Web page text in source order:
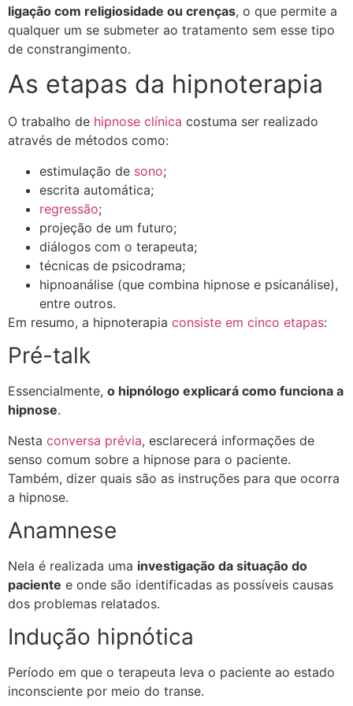
ligação com religiosidade ou crenças, o que permite a
qualquer um se submeter ao tratamento sem esse tipo
de constrangimento.
As etapas da hipnoterapia
O trabalho de hipnose clínica costuma ser realizado
através de métodos como:
estimulação de sono;
escrita automática;
regressão;
projeção de um futuro;
diálogos com o terapeuta;
técnicas de psicodrama;
hipnoanálise (que combina hipnose e psicanálise),
entre outros.
Em resumo, a hipnoterapia consiste em cinco etapas:
Pré-talk
Essencialmente, o hipnólogo explicará como funciona a
hipnose.
Nesta conversa prévia, esclarecerá informações de
senso comum sobre a hipnose para o paciente.
Também, dizer quais são as instruções para que ocorra
a hipnose.
Anamnese
Nela é realizada uma investigação da situação do
paciente e onde são identificadas as possíveis causas
dos problemas relatados.
Indução hipnótica
Período em que o terapeuta leva o paciente ao estado
inconsciente por meio do transe.